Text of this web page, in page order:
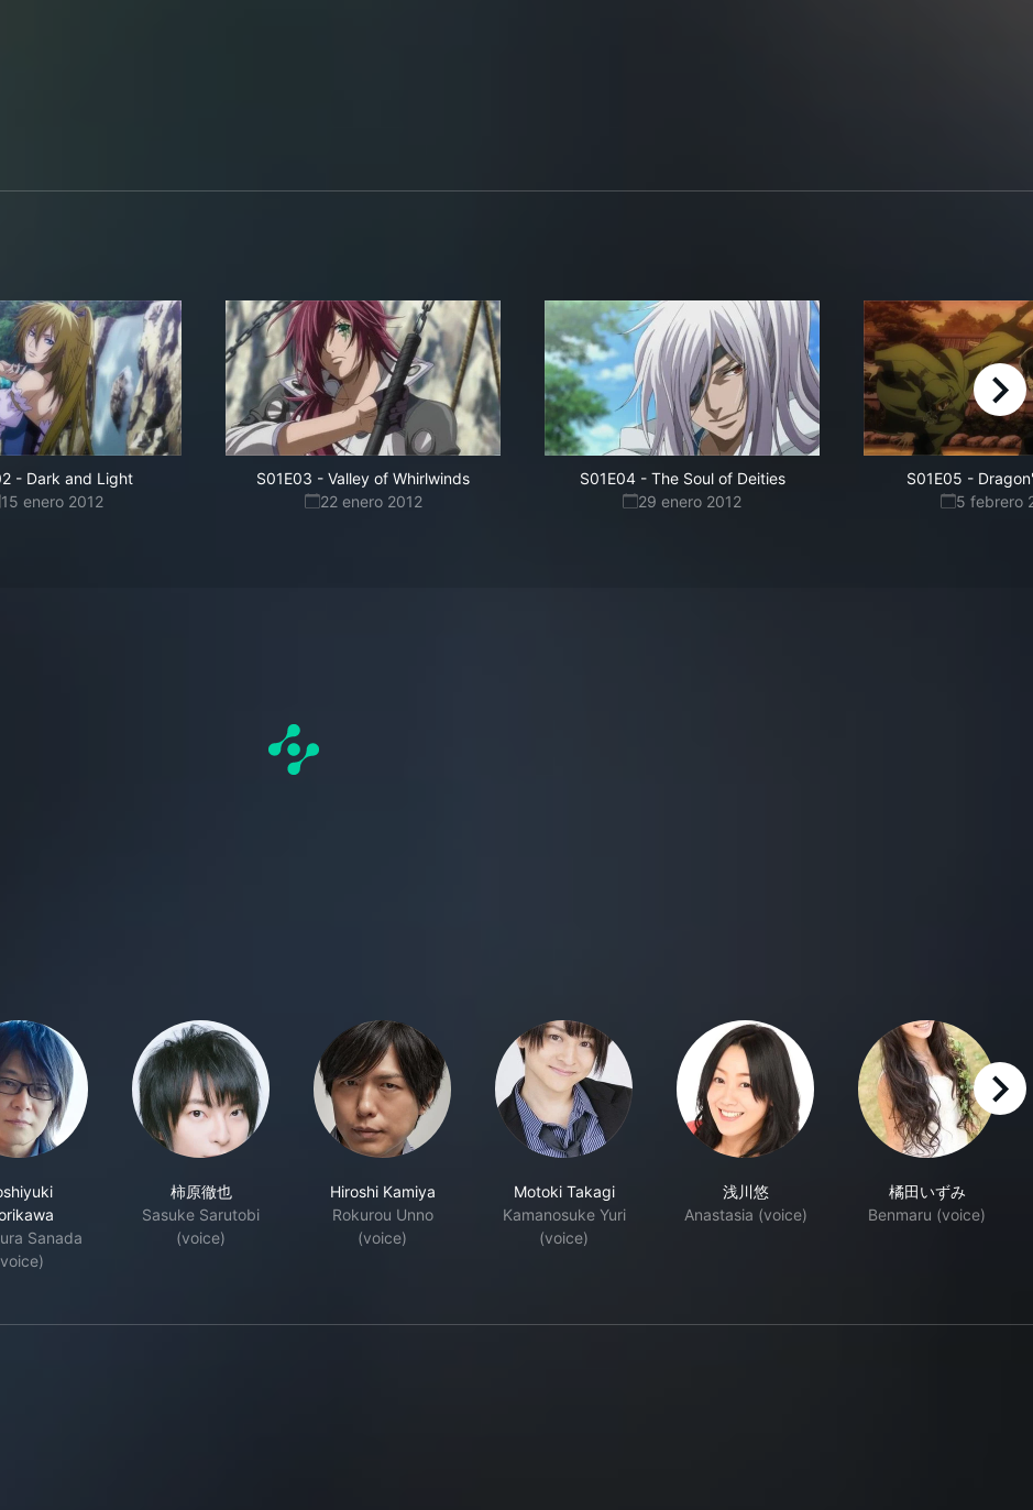
- Dark and Light
15 enero 2012
S01E03 - Valley of Whirlwinds
22 enero 2012
S01E04- The Soul of Deities
29 enero 2012
S01E05 -
5 febrero
right
Sanada
柿原徹也
Sasuke Sarutobi
(voice)
Hiroshi Kamiya
Rokurou Unno
(voice)
Motoki Takagi
Kamanosuke Yuri
(voice)
浅川悠
Anastasia (voice)
橘田いずみ
Benmaru (voice)
right